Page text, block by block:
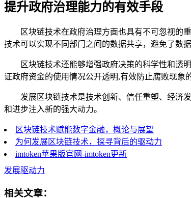
提升政府治理能力的有效手段
区块链技术在政府治理方面也具有不可忽视的
技术可以实现不同部门之间的数据共享，避免了数
区块链技术还能够增强政府决策的科学性和透
证政府资金的使用情况公开透明,有效防止腐败现象
发展区块链技术是技术创新、信任重塑、经济
和进步注入新的强大动力。
区块链技术赋能数字金融，概论与展望
为何发展区块链技术，探寻背后的驱动力
imtoken苹果版官网-imtoken更新
发展驱动力
相关文章：